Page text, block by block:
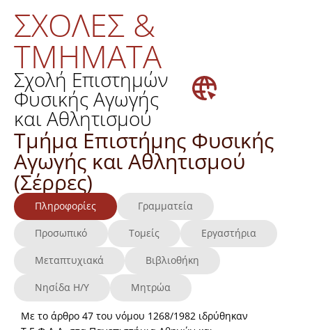
ΣΧΟΛΕΣ &
ΤΜΗΜΑΤΑ
Σχολή Επιστημών
Φυσικής Αγωγής
και Αθλητισμού
Τμήμα Επιστήμης Φυσικής
Αγωγής και Αθλητισμού
(Σέρρες)
Πληροφορίες Γραμματεία
Προσωπικό Τομείς Εργαστήρια
Μεταπτυχιακά Βιβλιοθήκη
Νησίδα Η/Υ Μητρώα
Με το άρθρο 47 του νόμου 1268/1982 ιδρύθηκαν